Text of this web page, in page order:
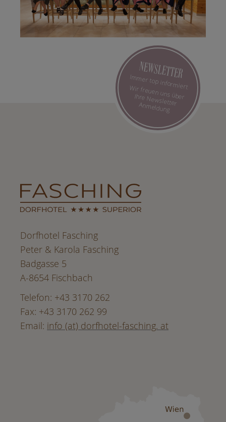
Dorfhotel Fasching
Peter & Karola Fasching
Badgasse 5
A-8654 Fischbach
Telefon: +43 3170 262
Fax: +43 3170 262 99
Email: info (at) dorfhotel-fasching. at
NEWSLETTER
Immer top informiert
Wir freuen uns über Ihre Newsletter Anmeldung